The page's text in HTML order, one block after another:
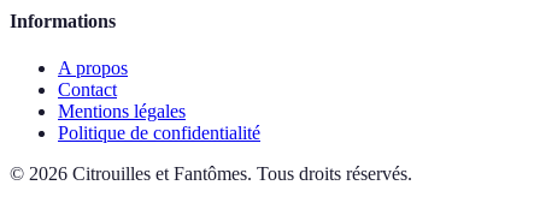
Informations
A propos
Contact
Mentions légales
Politique de confidentialité
© 2026 Citrouilles et Fantômes. Tous droits réservés.